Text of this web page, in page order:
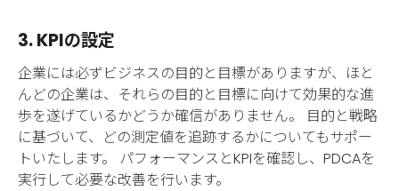
3. KPIの設定
企業には必ずビジネスの目的と目標がありますが、ほと
んどの企業は、それらの目的と目標に向けて効果的な進
歩を遂げているかどうか確信がありません。 目的と戦略
に基づいて、どの測定値を追跡するかについてもサポー
トいたします。 パフォーマンスとKPIを確認し、PDCAを
実行して必要な改善を行います。